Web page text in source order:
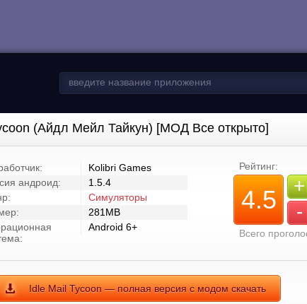
(Айдл Мейл Тайкун) [МОД Все открыто]
Kolibri Games
андроид:
1.5.4
Симуляторы
281MB
Android 6+
Рейтинг:
4.5 +
-
Всего
Idle Mail Tycoon — полная версия с модом скачать